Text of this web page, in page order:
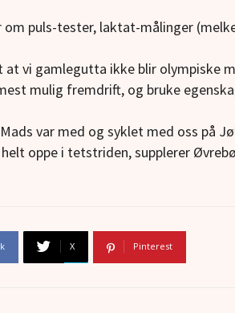
om puls-tester, laktat-målinger
at vi gamlegutta ikke blir olympiske
mulig fremdrift, og bruke
var med og syklet med oss på
oppe i tetstriden, supplerer
X Pinterest